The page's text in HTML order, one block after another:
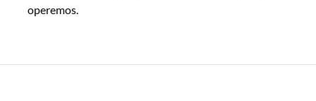
operemos.